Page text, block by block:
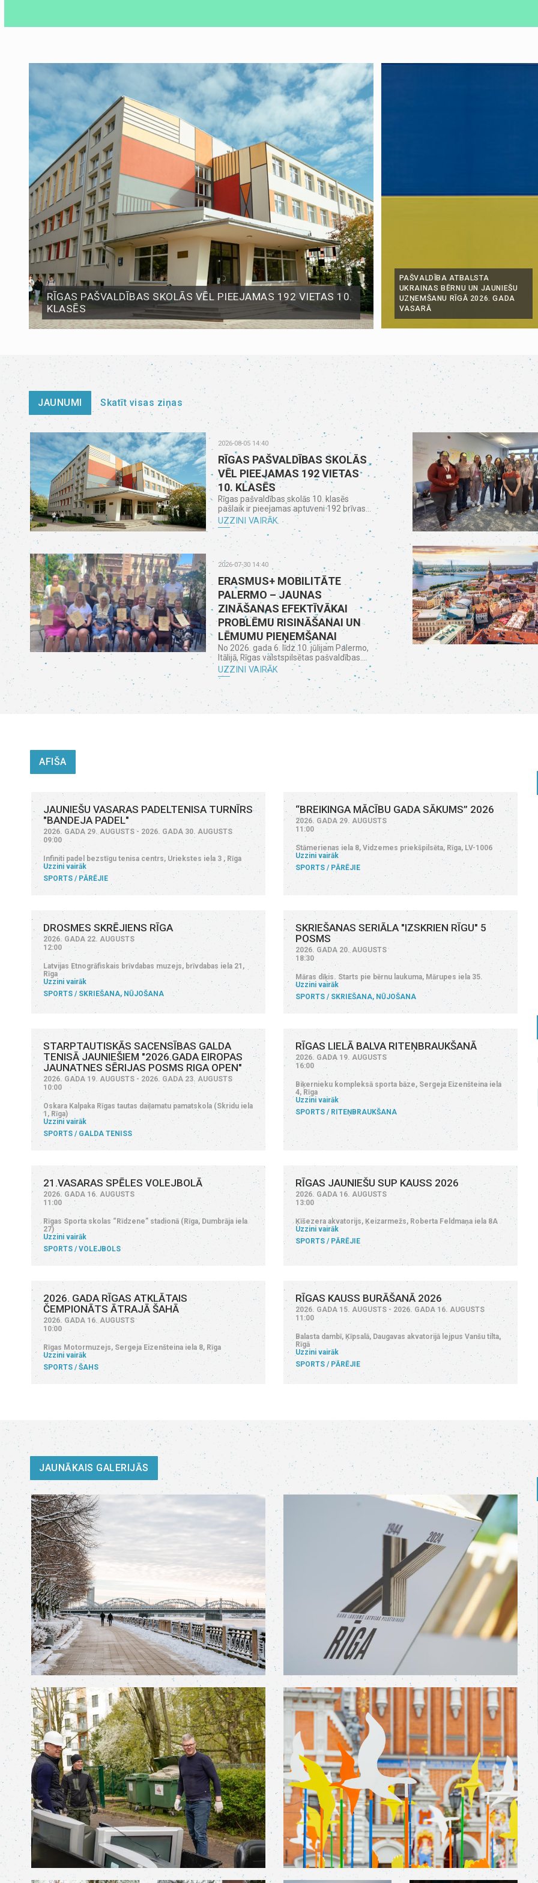
RĪGAS PAŠVALDĪBAS SKOLĀS VĒL PIEEJAMAS 192 VIETAS 10.
KLASĒS
PAŠVALDĪBA ATBALSTA
UKRAINAS BĒRNU UN JAUNIEŠU
UZŅEMŠANU RĪGĀ 2026. GADA
VASARĀ
JAUNUMI Skatīt visas ziņas
2026-08-05 14:40
RĪGAS PAŠVALDĪBAS SKOLĀS
VĒL PIEEJAMAS 192 VIETAS
10. KLASĒS
Rīgas pašvaldības skolās 10. klasēs
pašlaik ir pieejamas aptuveni 192 brīvas...
UZZINI VAIRĀK
2026-07-30 14:40
ERASMUS+ MOBILITĀTE
PALERMO – JAUNAS
ZINĀŠANAS EFEKTĪVĀKAI
PROBLĒMU RISINĀŠANAI UN
LĒMUMU PIEŅEMŠANAI
No 2026. gada 6. līdz 10. jūlijam Palermo,
Itālijā, Rīgas valstspilsētas pašvaldības...
UZZINI VAIRĀK
AFIŠA
JAUNIEŠU VASARAS PADELTENISA TURNĪRS
"BANDEJA PADEL"
2026. GADA 29. AUGUSTS - 2026. GADA 30. AUGUSTS
09:00
Infiniti padel bezstīgu tenisa centrs, Uriekstes iela 3 , Rīga
Uzzini vairāk
SPORTS
PĀRĒJIE
“BREIKINGA MĀCĪBU GADA SĀKUMS” 2026
2026. GADA 29. AUGUSTS
11:00
Stāmerienas iela 8, Vidzemes priekšpilsēta, Rīga, LV-1006
Uzzini vairāk
SPORTS
PĀRĒJIE
DROSMES SKRĒJIENS RĪGA
2026. GADA 22. AUGUSTS
12:00
Latvijas Etnogrāfiskais brīvdabas muzejs, brīvdabas iela 21,
Rīga
Uzzini vairāk
SPORTS
SKRIEŠANA, NŪJOŠANA
SKRIEŠANAS SERIĀLA "IZSKRIEN RĪGU" 5
POSMS
2026. GADA 20. AUGUSTS
18:30
Māras dīķis. Starts pie bērnu laukuma, Mārupes iela 35.
Uzzini vairāk
SPORTS
SKRIEŠANA, NŪJOŠANA
STARPTAUTISKĀS SACENSĪBAS GALDA
TENISĀ JAUNIEŠIEM "2026.GADA EIROPAS
JAUNATNES SĒRIJAS POSMS RIGA OPEN"
2026. GADA 19. AUGUSTS - 2026. GADA 23. AUGUSTS
10:00
Oskara Kalpaka Rīgas tautas daiļamatu pamatskola (Skridu iela
1, Rīga)
Uzzini vairāk
SPORTS
GALDA TENISS
RĪGAS LIELĀ BALVA RITEŅBRAUKŠANĀ
2026. GADA 19. AUGUSTS
16:00
Biķernieku kompleksā sporta bāze, Sergeja Eizenšteina iela
4, Rīga
Uzzini vairāk
SPORTS
RITEŅBRAUKŠANA
21.VASARAS SPĒLES VOLEJBOLĀ
2026. GADA 16. AUGUSTS
11:00
Rīgas Sporta skolas “Rīdzene” stadionā (Rīga, Dumbrāja iela
27)
Uzzini vairāk
SPORTS
VOLEJBOLS
RĪGAS JAUNIEŠU SUP KAUSS 2026
2026. GADA 16. AUGUSTS
13:00
Ķīšezera akvatorijs, Ķeizarmežs, Roberta Feldmaņa iela 8A
Uzzini vairāk
SPORTS
PĀRĒJIE
2026. GADA RĪGAS ATKLĀTAIS
ČEMPIONĀTS ĀTRAJĀ ŠAHĀ
2026. GADA 16. AUGUSTS
10:00
Rīgas Motormuzejs, Sergeja Eizenšteina iela 8, Rīga
Uzzini vairāk
SPORTS
ŠAHS
RĪGAS KAUSS BURĀŠANĀ 2026
2026. GADA 15. AUGUSTS - 2026. GADA 16. AUGUSTS
11:00
Balasta dambī, Ķīpsalā, Daugavas akvatorijā lejpus Vanšu tilta,
Rīgā
Uzzini vairāk
SPORTS
PĀRĒJIE
JAUNĀKAIS GALERIJĀS